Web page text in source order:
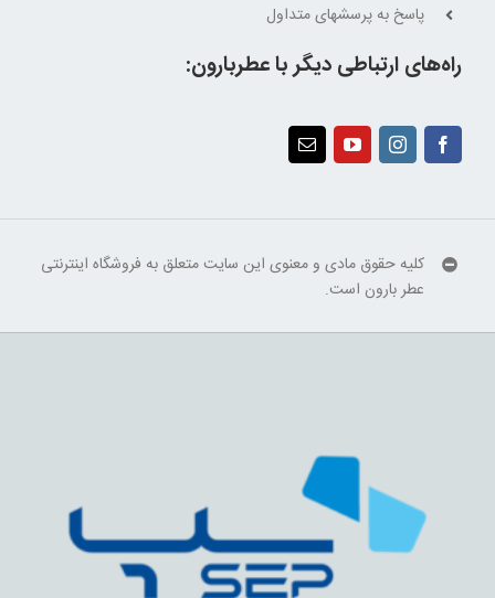
پاسخ به پرسشهای متداول
راه‌های ارتباطی دیگر با عطربارون:
کلیه حقوق مادی و معنوی این سایت متعلق به فروشگاه اینترنتی
عطر بارون است.